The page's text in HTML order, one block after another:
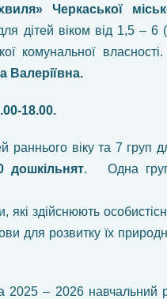
Черкаської
дітей віком від 1,5 – 6
комунальної
Валеріївна.
18.00.
раннього віку та 7 груп
дошкільнят. Одна
які здійснюють
для розвитку їх
2025 – 2026 навчальний